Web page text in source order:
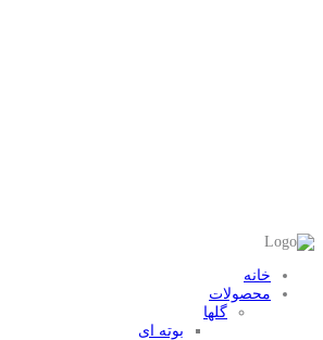
خانه
محصولات
گلها
بوته ای